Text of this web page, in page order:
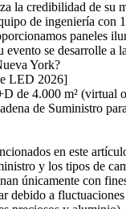
la credibilidad de su
de ingeniería con
paneles
evento se desarrolle a
York?
LED 2026]
de 4.000 m² (virtual
de Suministro
en este
y los tipos de
únicamente con
debido a